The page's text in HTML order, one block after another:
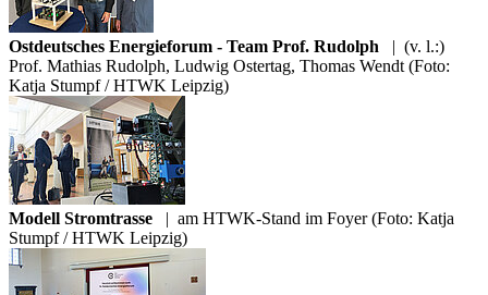
Ostdeutsches Energieforum - Team Prof. Rudolph | (v. l.:)
Prof. Mathias Rudolph, Ludwig Ostertag, Thomas Wendt (Foto:
Katja Stumpf / HTWK Leipzig)
Modell Stromtrasse | am HTWK-Stand im Foyer (Foto: Katja
Stumpf / HTWK Leipzig)